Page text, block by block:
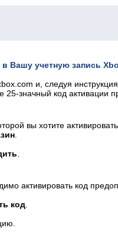
в Вашу учетную запись
и, следуя
25-значный код активации
вы хотите активировать
.
активировать код
код.